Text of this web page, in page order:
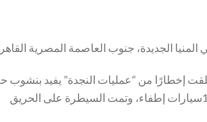
إخطارًا من “عمليات النجدة” يفيد بنشوب